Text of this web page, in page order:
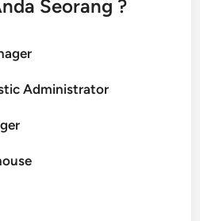
Seorang ?
Administrator